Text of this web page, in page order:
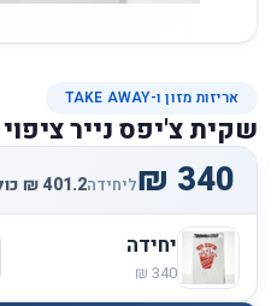
אריזות מזון ו-TAKE AWAY
שקית צ'יפס נייר ציפוי
ליחידה
יחידה